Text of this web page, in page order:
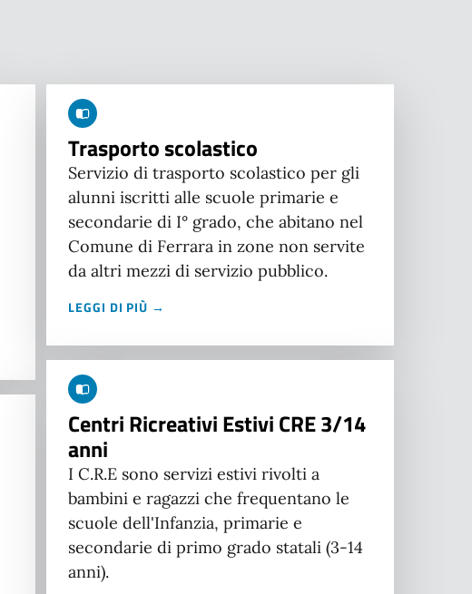
Trasporto scolastico
Servizio di trasporto scolastico per gli
alunni iscritti alle scuole primarie e
secondarie di I° grado, che abitano nel
Comune di Ferrara in zone non servite
da altri mezzi di servizio pubblico.
LEGGI DI PIÙ →
Centri Ricreativi Estivi CRE 3/14
anni
I C.R.E sono servizi estivi rivolti a
bambini e ragazzi che frequentano le
scuole dell'Infanzia, primarie e
secondarie di primo grado statali (3-14
anni).